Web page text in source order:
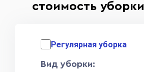
стоимость уборки
Регулярная уборка
Вид уборки: